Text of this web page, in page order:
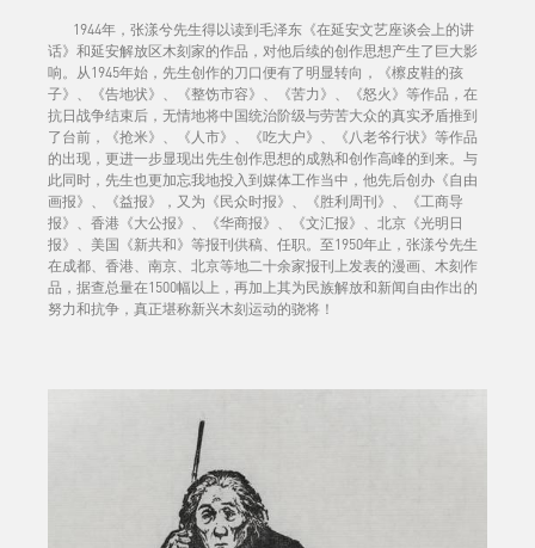
1944年，张漾兮先生得以读到毛泽东《在延安文艺座谈会上的讲
话》和延安解放区木刻家的作品，对他后续的创作思想产生了巨大影
响。从1945年始，先生创作的刀口便有了明显转向，《檫皮鞋的孩
子》、《告地状》、《整饬市容》、《苦力》、《怒火》等作品，在
抗日战争结束后，无情地将中国统治阶级与劳苦大众的真实矛盾推到
了台前，《抢米》、《人市》、《吃大户》、《八老爷行状》等作品
的出现，更进一步显现出先生创作思想的成熟和创作高峰的到来。与
此同时，先生也更加忘我地投入到媒体工作当中，他先后创办《自由
画报》、《益报》，又为《民众时报》、《胜利周刊》、《工商导
报》、香港《大公报》、《华商报》、《文汇报》、北京《光明日
报》、美国《新共和》等报刊供稿、任职。至1950年止，张漾兮先生
在成都、香港、南京、北京等地二十余家报刊上发表的漫画、木刻作
品，据查总量在1500幅以上，再加上其为民族解放和新闻自由作出的
努力和抗争，真正堪称新兴木刻运动的骁将！